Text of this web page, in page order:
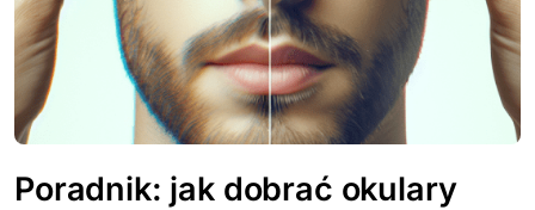
Poradnik: jak dobrać okulary